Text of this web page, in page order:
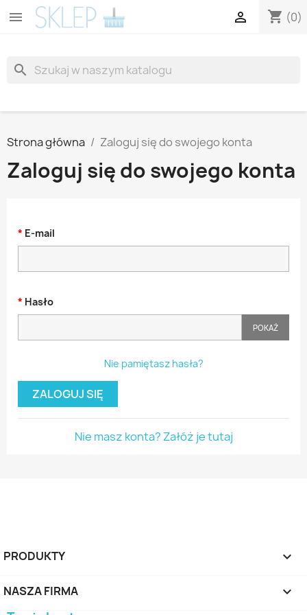
 shopping_cart (0)

search
Strona główna Zaloguj się do swojego konta
Zaloguj się do swojego konta
E-mail
Hasło
POKAŻ
Nie pamiętasz hasła?
ZALOGUJ SIĘ
Nie masz konta? Załóż je tutaj
PRODUKTY 
NASZA FIRMA 